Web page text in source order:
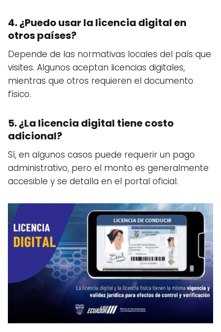
4. ¿Puedo usar la licencia digital en
otros países?
Depende de las normativas locales del país que
visites. Algunos aceptan licencias digitales,
mientras que otros requieren el documento
físico.
5. ¿La licencia digital tiene costo
adicional?
Sí, en algunos casos puede requerir un pago
administrativo, pero el monto es generalmente
accesible y se detalla en el portal oficial.